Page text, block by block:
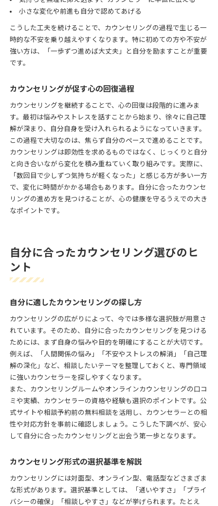
小さな変化や前進も自分で認めてあげる
こうした工夫を続けることで、カウンセリングの過程で生じる一
時的な不安を乗り越えやすくなります。特に初めての方や不安が
強い方は、「一歩ずつ進めば大丈夫」と自分を励ますことが重要
です。
カウンセリングが促す心の回復過程
カウンセリングを継続することで、心の回復は段階的に進みま
す。最初は悩みやストレスを話すことから始まり、徐々に自己理
解が深まり、自分自身を受け入れられるようになっていきます。
この過程で大切なのは、焦らず自分のペースで進めることです。
カウンセリングは即効性を求めるものではなく、じっくりと自分
と向き合いながら変化を積み重ねていく取り組みです。実際に、
「数回目で少しずつ気持ちが軽くなった」と感じる方が多い一方
で、変化に時間がかかる場合もあります。自分に合ったカウンセ
リングの進め方を見つけることが、心の健康を守るうえでの大き
なポイントです。
自分に合ったカウンセリング選びのヒ
ント
自分に適したカウンセリングの探し方
カウンセリングの広がりによって、今では多様な選択肢が用意さ
れています。そのため、自分に合ったカウンセリングを見つける
ためには、まず自身の悩みや目的を明確にすることが大切です。
例えば、「人間関係の悩み」「不安やストレスの解消」「自己理
解の深化」など、相談したいテーマを整理しておくと、専門領域
に強いカウンセラーを探しやすくなります。
また、カウンセリングルームやオンラインカウンセリングの口コ
ミや実績、カウンセラーの資格や経験も選択のポイントです。公
式サイトや相談予約前の無料相談を活用し、カウンセラーとの相
性や対応方針を事前に確認しましょう。こうした下調べが、安心
して自分に合ったカウンセリングと出会う第一歩となります。
カウンセリング形式の選択基準を解説
カウンセリングには対面型、オンライン型、電話型などさまざま
な形式があります。選択基準としては、「通いやすさ」「プライ
バシーの確保」「相談しやすさ」などが挙げられます。たとえ